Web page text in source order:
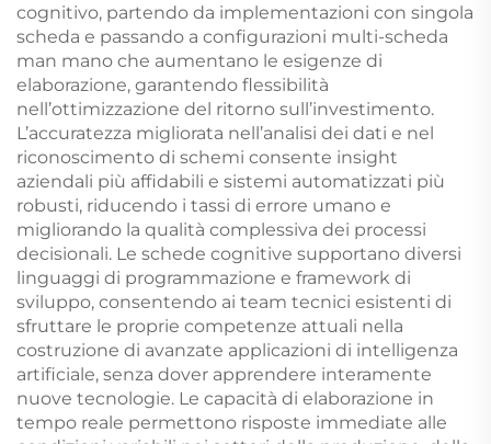
cognitivo, partendo da implementazioni con singola
scheda e passando a configurazioni multi-scheda
man mano che aumentano le esigenze di
elaborazione, garantendo flessibilità
nell’ottimizzazione del ritorno sull’investimento.
L’accuratezza migliorata nell’analisi dei dati e nel
riconoscimento di schemi consente insight
aziendali più affidabili e sistemi automatizzati più
robusti, riducendo i tassi di errore umano e
migliorando la qualità complessiva dei processi
decisionali. Le schede cognitive supportano diversi
linguaggi di programmazione e framework di
sviluppo, consentendo ai team tecnici esistenti di
sfruttare le proprie competenze attuali nella
costruzione di avanzate applicazioni di intelligenza
artificiale, senza dover apprendere interamente
nuove tecnologie. Le capacità di elaborazione in
tempo reale permettono risposte immediate alle